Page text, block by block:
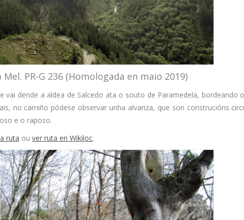
PR-G 236 (Homologada en maio 2019)
vai dende a aldea de Salcedo ata o souto de Paramedela,
no camiño pódese observar unha alvariza, que son construcións
e o raposo.
ruta ou ver ruta en Wikiloc.